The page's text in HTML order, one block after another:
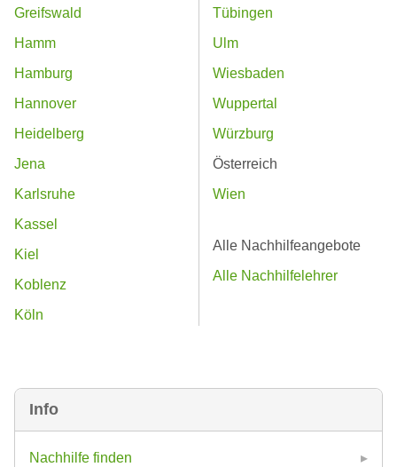
Info
Nachhilfe finden
Greifswald
Hamm
Hamburg
Hannover
Heidelberg
Jena
Karlsruhe
Kassel
Kiel
Koblenz
Köln
Tübingen
Ulm
Wiesbaden
Wuppertal
Würzburg
Österreich
Wien
Alle Nachhilfeangebote
Alle Nachhilfelehrer